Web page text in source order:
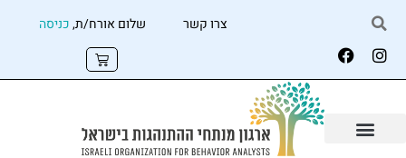
צרו קשר שלום אורח/ת,כניסה